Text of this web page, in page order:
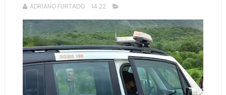
ADRIANO FURTADO 14:22